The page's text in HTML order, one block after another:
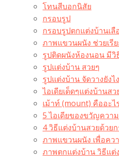
โทนสีบอกนิสัย
กรอบรูป
กรอบรูปตกแต่งบ้านเ
ภาพแขวนผนัง ช่วยเรี
รูปติดผนังห้องนอน มีวิ
รูปแต่งบ้าน สวยๆ
รูปแต่งบ้าน จัดวางยัง
ไอเดียเด็ดๆแต่งบ้านส
เม้าท์ (mount) คืออะไ
5 ไอเดียของขวัญควา
4 วิธีแต่งบ้านสวยด้วย
ภาพแขวนผนัง เพื่อคว
ภาพตกแต่งบ้าน วิธีแต่